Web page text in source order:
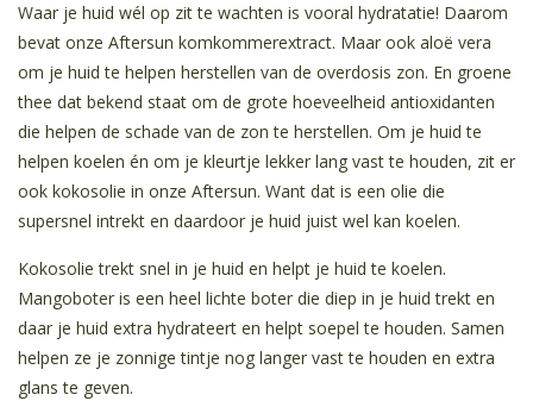
Waar je huid wél op zit te wachten is vooral hydratatie! Daarom
bevat onze Aftersun komkommerextract. Maar ook aloë vera
om je huid te helpen herstellen van de overdosis zon. En groene
thee dat bekend staat om de grote hoeveelheid antioxidanten
die helpen de schade van de zon te herstellen. Om je huid te
helpen koelen én om je kleurtje lekker lang vast te houden, zit er
ook kokosolie in onze Aftersun. Want dat is een olie die
supersnel intrekt en daardoor je huid juist wel kan koelen.
Kokosolie trekt snel in je huid en helpt je huid te koelen.
Mangoboter is een heel lichte boter die diep in je huid trekt en
daar je huid extra hydrateert en helpt soepel te houden. Samen
helpen ze je zonnige tintje nog langer vast te houden en extra
glans te geven.